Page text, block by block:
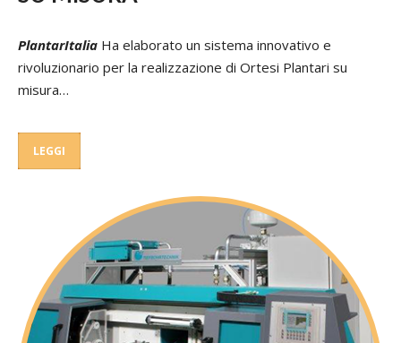
PlantarItalia Ha elaborato un sistema innovativo e
rivoluzionario per la realizzazione di Ortesi Plantari su
misura…
LEGGI